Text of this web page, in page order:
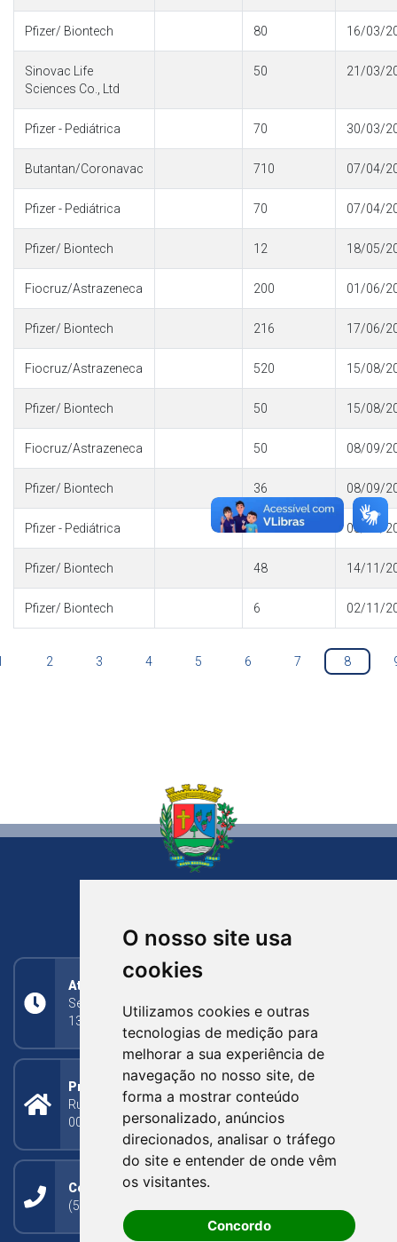
O nosso site usa
cookies
Utilizamos cookies e outras
tecnologias de medição para
melhorar a sua experiência de
navegação no nosso site, de
forma a mostrar conteúdo
personalizado, anúncios
direcionados, analisar o tráfego
do site e entender de onde vêm
os visitantes.
Concordo
Pfizer/ Biontech 80 16/03/
Sinovac Life
Sciences Co., Ltd
50 21/03/
Pfizer - Pediátrica 70 30/03/
Butantan/Coronavac 710 07/04/
Pfizer - Pediátrica 70 07/04/
Pfizer/ Biontech 12 18/05/
Fiocruz/Astrazeneca 200 01/06/
Pfizer/ Biontech 216 17/06/
Fiocruz/Astrazeneca 520 15/08/
Pfizer/ Biontech 50 15/08/
Fiocruz/Astrazeneca 50 08/09/
Pfizer/ Biontech 36 08/09/
Pfizer - Pediátrica 10 08/09/
Pfizer/ Biontech 48 14/11/
Pfizer/ Biontech 6 02/11/
2 3 4 5 6 7 8
Atendimento
Segunda a Sexta: 8h às 11h30min (manhã);
13h30min às 17h (tarde)
Prefeitura Municipal
Rua Silva Jardim, 505 - Bairro Centro - CEP: 95340-
000
Contato
(54) 3273-1649 ou (54) 3273-1150